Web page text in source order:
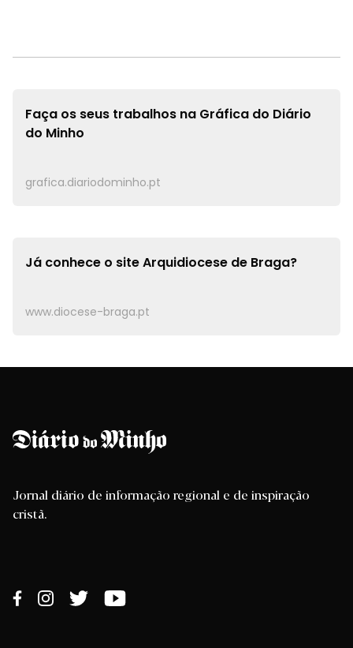
Faça os seus trabalhos na Gráfica do Diário
do Minho
grafica.diariodominho.pt
Já conhece o siteArquidiocese de Braga?
www.diocese-braga.pt
Jornal diário de informação regional e de inspiração
cristã.